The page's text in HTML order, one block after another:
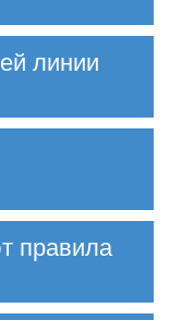
линии
правила